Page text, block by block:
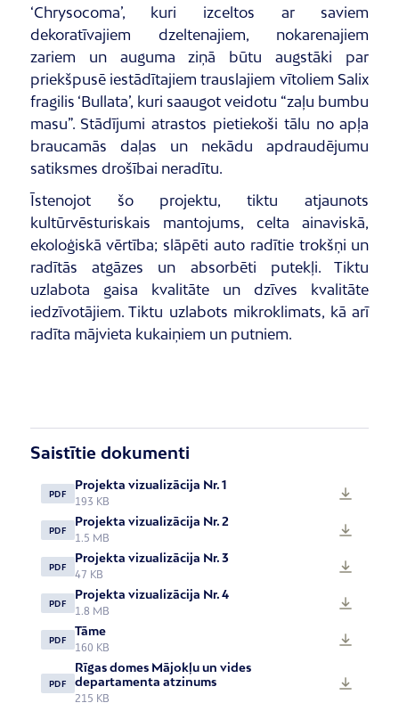
‘Chrysocoma’, kuri izceltos ar saviem
dekoratīvajiem dzeltenajiem, nokarenajiem
zariem un auguma ziņā būtu augstāki par
priekšpusē iestādītajiem trauslajiem vītoliem Salix
fragilis ‘Bullata’, kuri saaugot veidotu “zaļu bumbu
masu”. Stādījumi atrastos pietiekoši tālu no apļa
braucamās daļas un nekādu apdraudējumu
satiksmes drošībai neradītu.
Īstenojot šo projektu, tiktu atjaunots
kultūrvēsturiskais mantojums, celta ainaviskā,
ekoloģiskā vērtība; slāpēti auto radītie trokšņi un
radītās atgāzes un absorbēti putekļi. Tiktu
uzlabota gaisa kvalitāte un dzīves kvalitāte
iedzīvotājiem. Tiktu uzlabots mikroklimats, kā arī
radīta mājvieta kukaiņiem un putniem.
Saistītie dokumenti
PDF
Projekta vizualizācija Nr. 1
193 KB
PDF
Projekta vizualizācija Nr. 2
1.5 MB
PDF
Projekta vizualizācija Nr. 3
47 KB
PDF
Projekta vizualizācija Nr. 4
1.8 MB
PDF
Tāme
160 KB
PDF
Rīgas domes Mājokļu un vides
departamenta atzinums
215 KB